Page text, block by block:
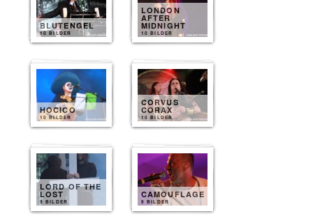
BLUTENGEL
10 BILDER
LONDON
AFTER
MIDNIGHT
10 BILDER
HOCICO
10 BILDER
CORVUS
CORAX
10 BILDER
LORD OF THE
LOST
9 BILDER
CAMOUFLAGE
8 BILDER